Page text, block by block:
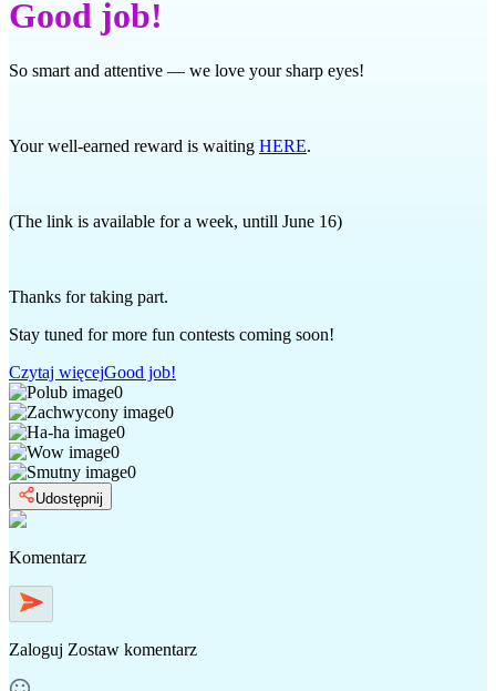
Good job!
So smart and attentive — we love your sharp eyes!
Your well-earned reward is waiting HERE.
(The link is available for a week, untill June 16)
Thanks for taking part.
Stay tuned for more fun contests coming soon!
Czytaj więcejGood job!
0
0
0
0
0
Udostępnij
Komentarz
Zaloguj Zostaw komentarz